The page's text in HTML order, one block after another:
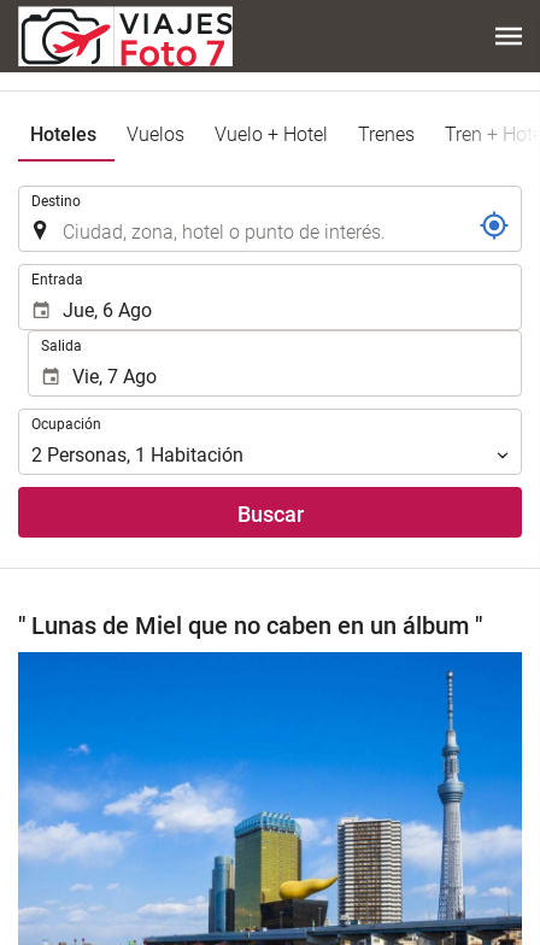
Hoteles Vuelos Vuelo + Hotel Trenes Tren +
Destino
Entrada
Salida
Ocupación
Ocupación
2 Personas, 1 Habitación
Buscar
" Lunas de Miel que no caben en un álbum "